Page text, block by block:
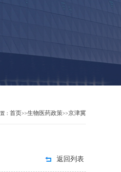
： 首页>>生物医药政策>>京津冀
返回列表